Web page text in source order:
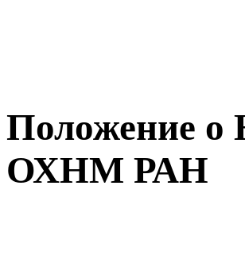
Положение о
ОХНМ РАН